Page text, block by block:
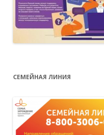
СЕМЕЙНАЯ ЛИНИЯ